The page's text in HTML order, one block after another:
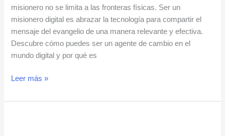
misionero no se limita a las fronteras físicas. Ser un
misionero digital es abrazar la tecnología para compartir el
mensaje del evangelio de una manera relevante y efectiva.
Descubre cómo puedes ser un agente de cambio en el
mundo digital y por qué es
Leer más »